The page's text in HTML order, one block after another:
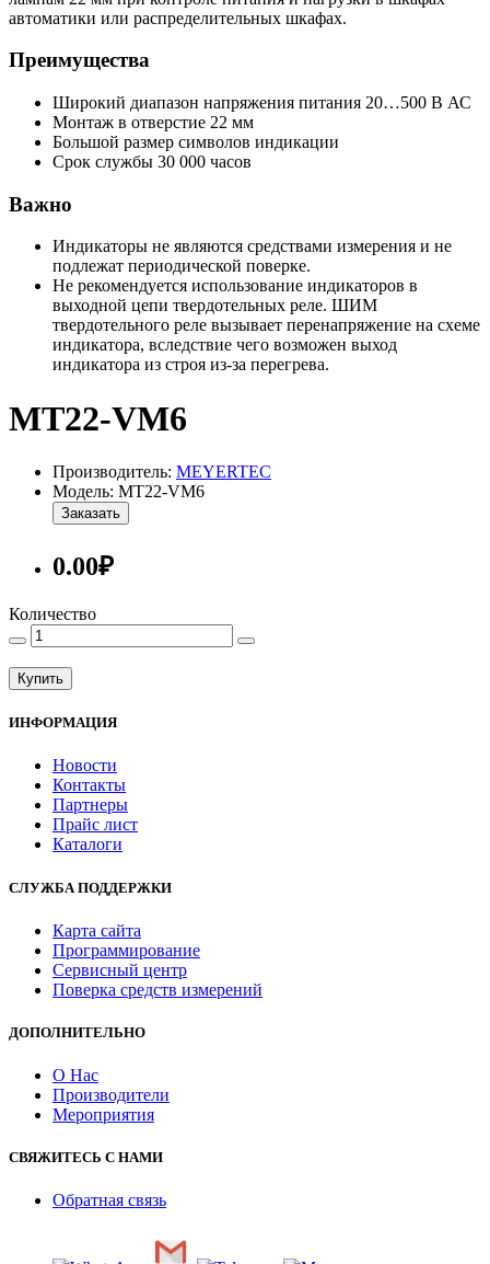
автоматики или распределительных шкафах.
Преимущества
Широкий диапазон напряжения питания 20…500 В АС
Монтаж в отверстие 22 мм
Большой размер символов индикации
Срок службы 30 000 часов
Важно
Индикаторы не являются средствами измерения и не
подлежат периодической поверке.
Не рекомендуется использование индикаторов в
выходной цепи твердотельных реле. ШИМ
твердотельного реле вызывает перенапряжение на схеме
индикатора, вследствие чего возможен выход
индикатора из строя из-за перегрева.
MT22-VM6
Производитель: MEYERTEC
Модель: MT22-VM6
Заказать
0.00₽
Количество
Купить
ИНФОРМАЦИЯ
Новости
Контакты
Партнеры
Прайс лист
Каталоги
СЛУЖБА ПОДДЕРЖКИ
Карта сайта
Программирование
Сервисный центр
Поверка средств измерений
ДОПОЛНИТЕЛЬНО
О Нас
Производители
Мероприятия
СВЯЖИТЕСЬ С НАМИ
Обратная связь